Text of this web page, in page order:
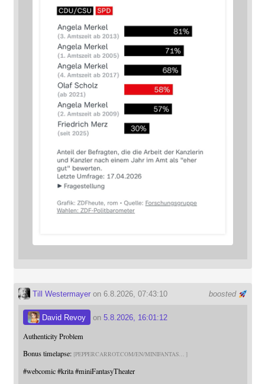
boosted
Till Westermayeron 6.8.2026, 07:43:10
David Revoy on 5.8.2026, 16:01:12
Authenticity Problem
Bonus timelapse: PEPPERCARROT.COM/EN/MINIFANTAS
#webcomic #krita #miniFantasyTheater